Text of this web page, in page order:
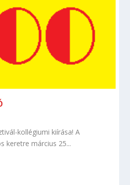
kollégiumi kiírása! A
keretre március 25...